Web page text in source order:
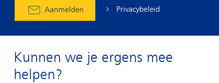
Aanmelden Privacybeleid
Kunnen we je ergens mee
helpen?